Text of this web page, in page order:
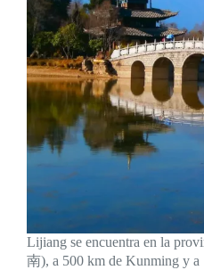
Lijiang se encuentra en la
南), a 500 km de Kunming y a